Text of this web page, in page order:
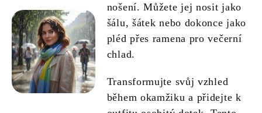
nošení. Můžete jej nosit jako
šálu, šátek nebo dokonce jako
pléd přes ramena pro večerní
chlad.
Transformujte svůj vzhled
během okamžiku a přidejte k